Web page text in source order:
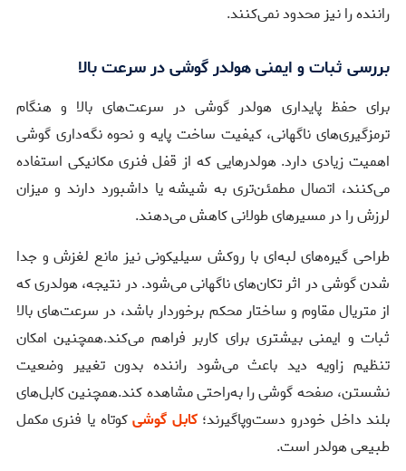
راننده را نیز محدود نمی‌کنند.
بررسی ثبات و ایمنی هولدر گوشی در سرعت بالا
برای حفظ پایداری هولدر گوشی در سرعت‌های بالا و هنگام
ترمزگیری‌های ناگهانی، کیفیت ساخت پایه و نحوه نگه‌داری گوشی
اهمیت زیادی دارد. هولدرهایی که از قفل فنری مکانیکی استفاده
می‌کنند، اتصال مطمئن‌تری به شیشه یا داشبورد دارند و میزان
لرزش را در مسیرهای طولانی کاهش می‌دهند.
طراحی گیره‌های لبه‌ای با روکش سیلیکونی نیز مانع لغزش و جدا
شدن گوشی در اثر تکان‌های ناگهانی می‌شود. در نتیجه، هولدری که
از متریال مقاوم و ساختار محکم برخوردار باشد، در سرعت‌های بالا
ثبات و ایمنی بیشتری برای کاربر فراهم می‌کند.همچنین امکان
تنظیم زاویه دید باعث می‌شود راننده بدون تغییر وضعیت
نشستن، صفحه گوشی را به‌راحتی مشاهده کند.همچنین کابل‌های
بلند داخل خودرو دست‌وپاگیرند؛کابل گوشیکوتاه یا فنری مکمل
طبیعی هولدر است.